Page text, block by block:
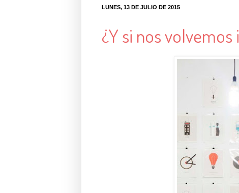
LUNES, 13 DE JULIO DE 2015
¿Y si nos